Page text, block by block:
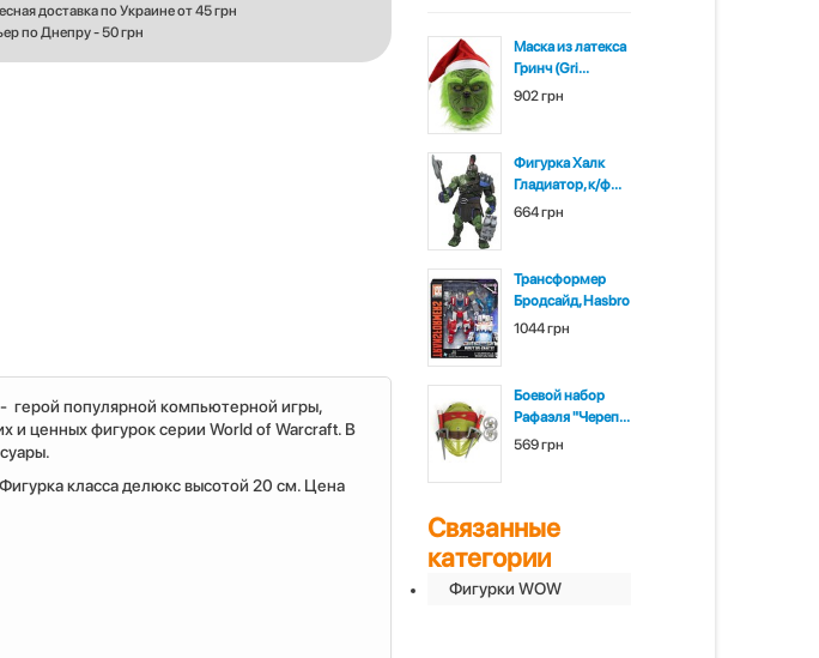
доставка по Украине от 45 грн
по Днепру - 50 грн
герой популярной компьютерной игры,
и ценных фигурок серии World of Warcraft. В
класса делюкс высотой 20 см. Цена
Маска из латекса
Гринч (Gri...
902 грн
Фигурка Халк
Гладиатор, к/ф...
664 грн
Трансформер
Бродсайд, Hasbro
1044 грн
Боевой набор
Рафаэля "Череп...
569 грн
Связанные
категории
Фигурки WOW